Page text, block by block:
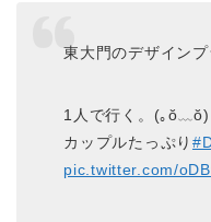
東大門のデザイン
1人で行く。(｡ŏ﹏ŏ)
カップルたっぷり
pic.twitter.com/